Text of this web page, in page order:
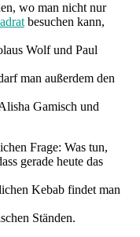
wo man nicht nur
besuchen kann,
Wolf und Paul
man außerdem den
Gamisch und
Frage: Was tun,
gerade heute das
Kebab findet man
Ständen.